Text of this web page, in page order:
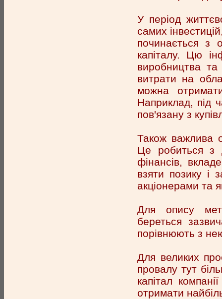
У період
самих
починається з
капіталу. Цю
виробництва
витрати на
можна
Наприклад, під
пов'язану з
Також важлива
Це робиться з
фінансів,
взяти позику і
акціонерами та
Для опису
береться
порівнюють з
Для великих
провалу тут
капітал
отримати